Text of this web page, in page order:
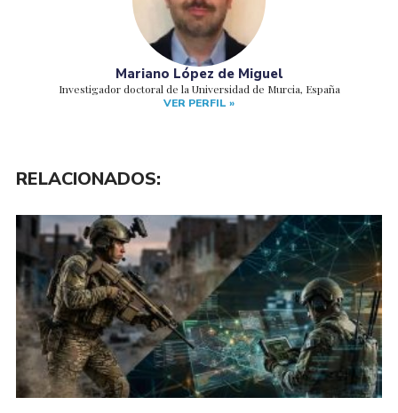
Mariano López de Miguel
Investigador doctoral de la Universidad de Murcia, España
VER PERFIL »
RELACIONADOS: